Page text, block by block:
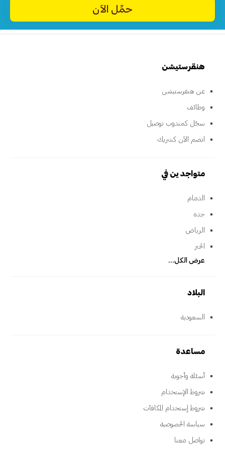
حمِّل الآن
هنقرستيشن
عن هنقرستيشن
وظائف
سجّل كمندوب توصيل
انضم الآن كشريك
متواجدين في
الدمام
جده
الرياض
الخبر
عرض الكل...
البلاد
السعودية
مساعدة
أسئلة وأجوبة
شروط الإستخدام
شروط إستخدام المكافآت
سياسة الخصوصية
تواصل معنا